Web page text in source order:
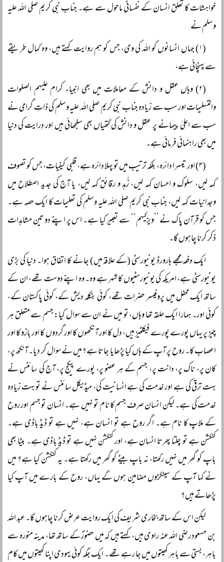
خواہشات کا تعلق انسان کے نفسانی ماحول سے ہے۔ جناب نبی کریم صلی اللہ علیہ
وسلم نے
(۱) جہاں انسانوں کو اللہ کی وحی، جس کو ہم روایت کہتے ہیں، وہ کمال طریقے
سے پہنچائی ہے،
(۲) وہاں عقل و دانش کے معاملات میں بھی انبیاء کرام علیہم الصلوات
والتسلیمات اور سب سے زیادہ جناب نبی کریم صلی اللہ علیہ وسلم کی ذاتِ گرامی نے
سب سے اعلیٰ پیمانے پر عقل و دانش کی گتھیاں بھی سلجھائی ہیں اور دِرایت کی دنیا
میں بھی راہنمائی فرمائی ہے۔
(۳) اور تیسرا دائرہ، بلکہ ترتیب میں تو پہلا دائرہ ہے، قلبی کیفیات، جس کو تصوف
کہہ لیں، سلوک و احسان کہہ لیں، زُہد و رقائق کہہ لیں، یا آج کی جدید اصطلاح میں
وجدانیات کہہ لیں، جناب نبی کریم صلی اللہ علیہ وسلم کی تعلیمات کا ایک حصہ ہے۔
جس کو قرآن پاک نے ’’ویزکیہم‘‘ سے تعبیر کیا ہے۔ اس پر اپنے دو تین مشاہدات
ذکر کرنا چاہوں گا۔
ایک دفعہ مجھے ہارورڈ یونیورسٹی (کے علاقہ میں) جانے کا اتفاق ہوا۔ دنیا کی بڑی
یونیورسٹی ہے، امریکہ کی یونیورسٹیوں کا شہر ہے وہ۔ وہ اپنے دوست تھے، ان کے
ساتھ ایک محفل میں پروفیسر حضرات تھے، کوئی بنگلہ دیش کے، کوئی پاکستان کے،
کوئی اور۔ ہمارا ایک حلقہ تھا وہاں، تو میں نے ان سے سوال کیا: جسم سے متعلق ہر
چیز پر یہاں پورے پورے فیکلٹیز ہیں، دل کا اور آنکھوں کا اور گردوں کا اور بازو کا اور
اعصاب کا۔ روح پر آپ کے ہاں کیا پڑھایا جاتا ہے؟ میں نے سوال کر دیا۔ آنکھ پر،
کان پر، ناک پر، دانت پر، جسم کے ہر عضو پر، پورے پیکج پر، آج کی سائنس نے
بہت ترقی کی ہے اور خدمت کی ہے انسانیت کی، میڈیکل سائنس نے تو بہت زیادہ
خدمت کی ہے۔ لیکن انسان صرف جسم کا نام تو نہیں ہے۔ انسان تو جسم اور روح
کے ملاپ کا نام ہے۔ اگر روح ہے تو انسان ہے، نہیں ہے تو ڈیڈ باڈی ہے۔
کنکشن ہے تو چلتا پھرتا انسان ہے، اور کنکشن نہیں ہے تو ڈیڈ باڈی ہے۔ بیٹا بھی
باپ کو گھر میں نہیں رکھتا، نہ باپ بیٹے کو گھر میں رکھتا ہے۔ یہ کنکشن کیا ہے؟ میں
نے کہا آپ کے سینکڑوں مضامین ہوں گے یہاں، روح کے بارے میں آپ کیا
پڑھاتے ہیں؟
لیکن اس کے ساتھ بخاری شریف کی ایک روایت عرض کرنا چاہوں گا۔ عبد اللہ
بن مسعود رضی اللہ عنہ راوی ہیں، کہتے ہیں کہ میں حضورؐ کے ساتھ تھا، مدینہ منورہ سے
باہر، بستی سے باہر کھیتوں میں جا رہے تھے۔ ایک جگہ کوئی یہودی اپنا کھیتوں میں کام